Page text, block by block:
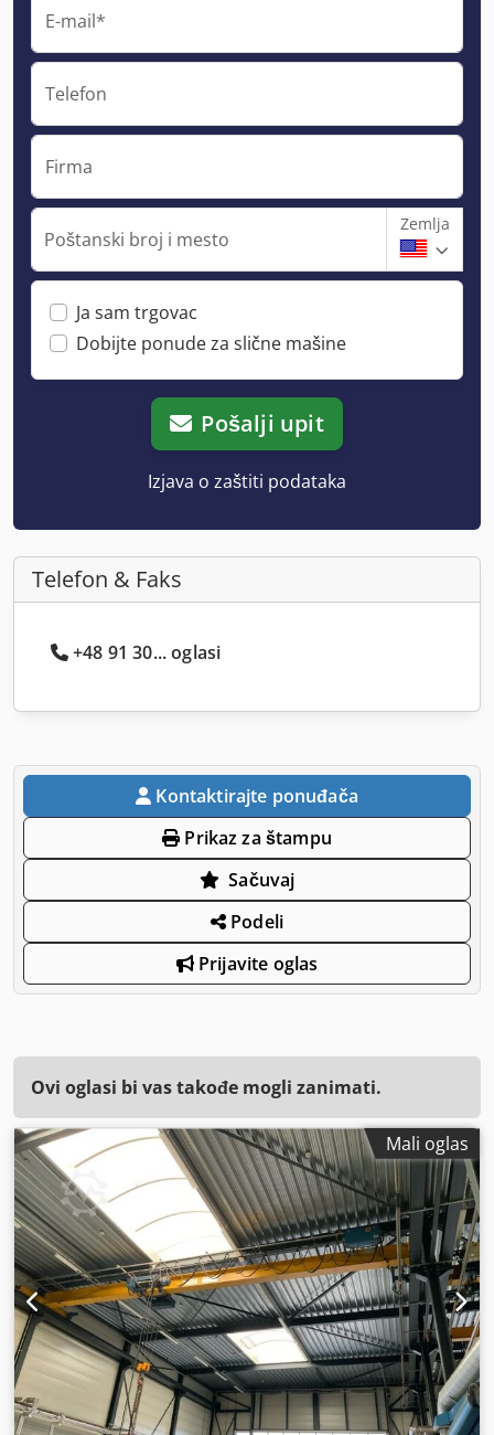
E-mail*
Telefon
Firma
Poštanski broj i mesto
Zemlja
Ja sam trgovac
Dobijte ponude za slične mašine
Pošalji upit
Izjava o zaštiti podataka
Telefon & Faks
+48 91 30... oglasi
Kontaktirajte ponuđača
Prikaz za štampu
Sačuvaj
Podeli
Prijavite oglas
Ovi oglasi bi vas takođe mogli zanimati.
Mali oglas